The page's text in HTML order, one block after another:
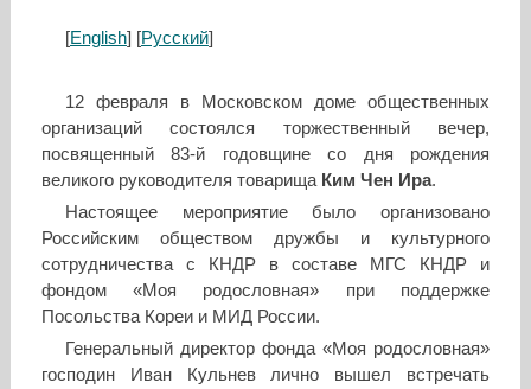
[English] [Русский]
12 февраля в Московском доме общественных
организаций состоялся торжественный вечер,
посвященный 83-й годовщине со дня рождения
великого руководителя товарища Ким Чен Ира.
Настоящее мероприятие было организовано
Российским обществом дружбы и культурного
сотрудничества с КНДР в составе МГС КНДР и
фондом «Моя родословная» при поддержке
Посольства Кореи и МИД России.
Генеральный директор фонда «Моя родословная»
господин Иван Кульнев лично вышел встречать